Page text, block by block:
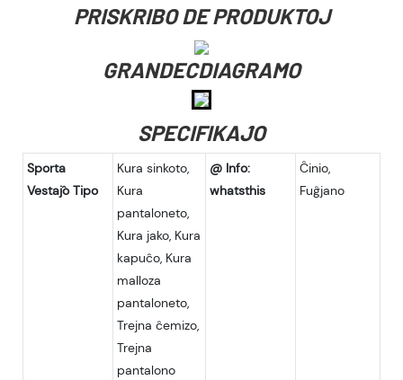
PRISKRIBO DE PRODUKTOJ
GRANDECDIAGRAMO
SPECIFIKAĴO
Sporta
Vestaĵo Tipo
Kura sinkoto,
Kura
pantaloneto,
Kura jako, Kura
kapuĉo, Kura
malloza
pantaloneto,
Trejna ĉemizo,
Trejna
pantalono
@ Info:
whatsthis
Ĉinio,
Fuĝjano